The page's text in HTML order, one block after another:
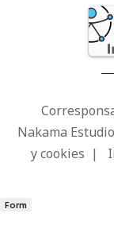
Nakama Estudio
y cookies |
Form